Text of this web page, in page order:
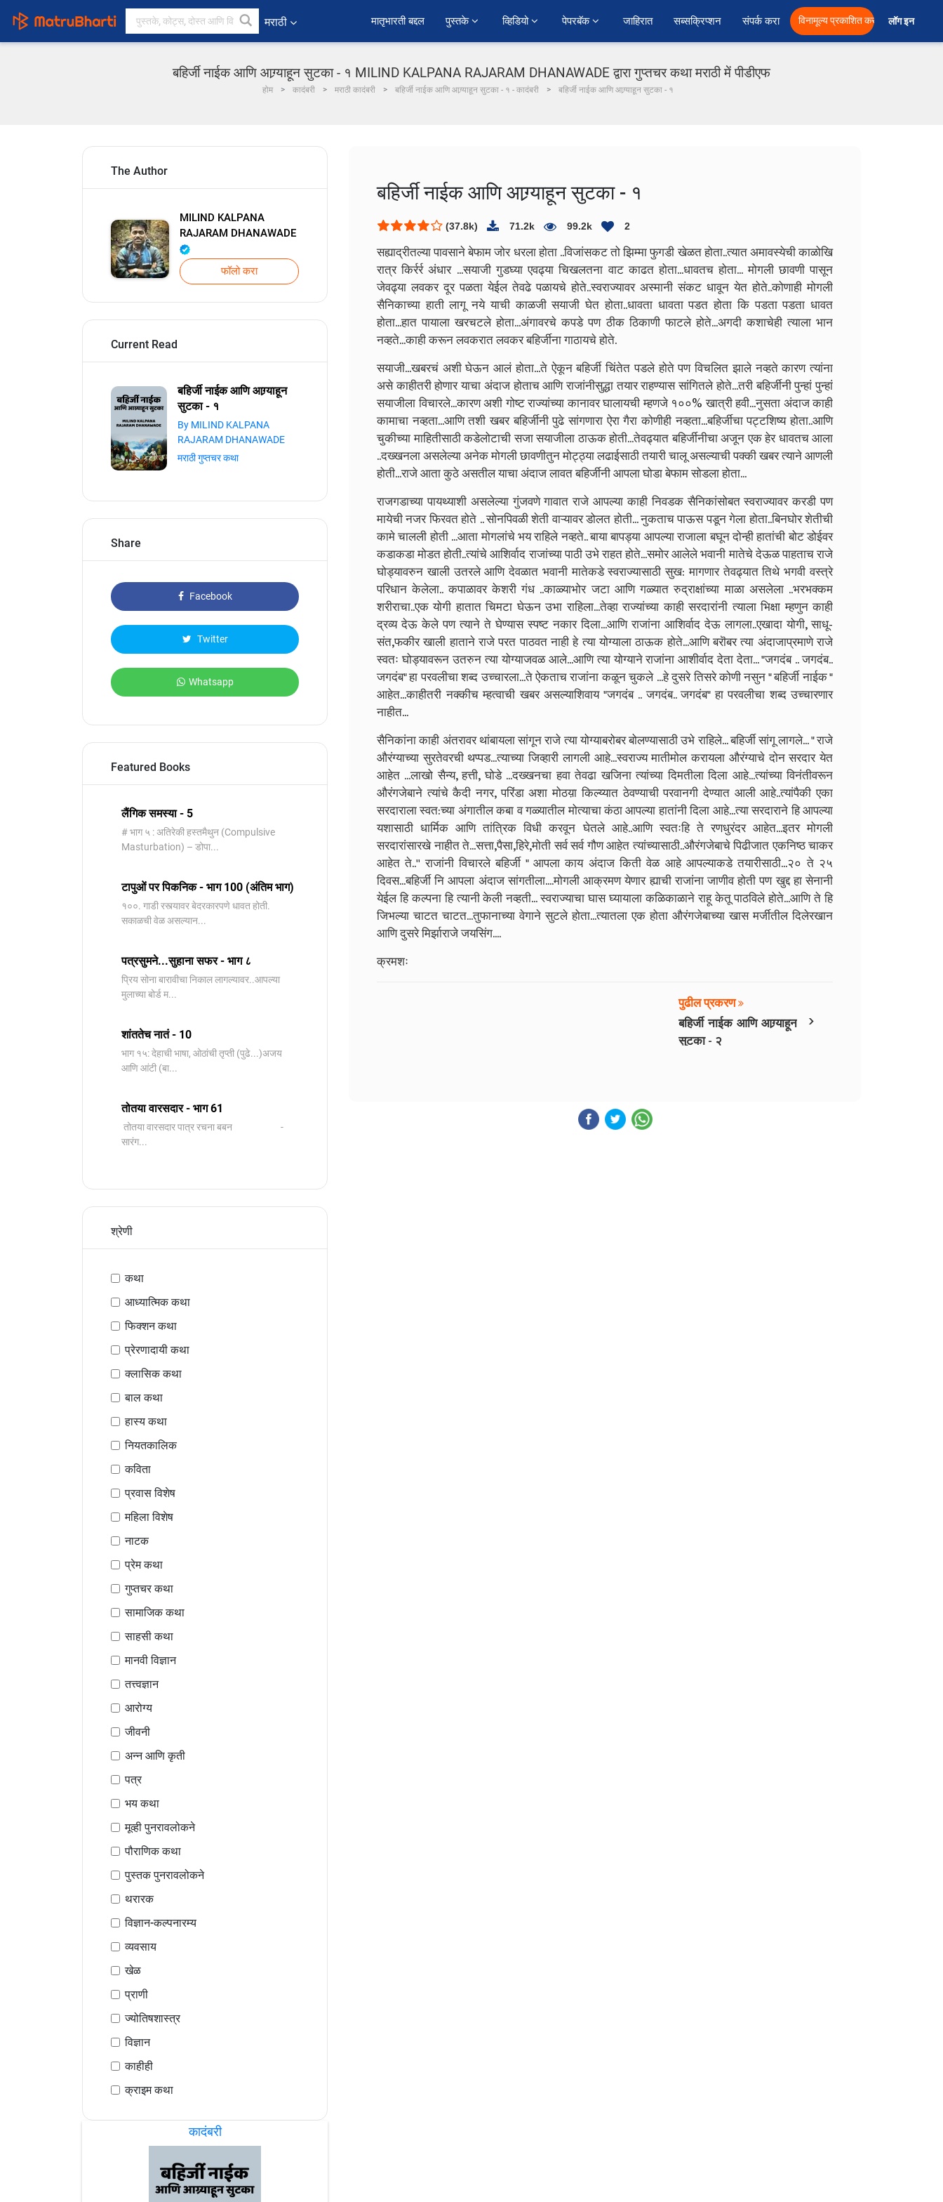
मराठी ﻿मातृभारती बद्दल पुस्तके व्हिडियो पेपरबॅक जाहिरात सब्सक्रिप्शन संपर्क करा विनामूल्य प्रकाशित करा लॉग इन
बहिर्जी नाईक आणि आग्र्याहून सुटका - १ MILIND KALPANA RAJARAM DHANAWADE द्वारा गुप्तचर कथा मराठी में पीडीएफ
होम कादंबरी मराठी कादंबरी बहिर्जी नाईक आणि आग्र्याहून सुटका - १ - कादंबरी बहिर्जी नाईक आणि आग्र्याहून सुटका - १
The Author
MILIND KALPANA
RAJARAM DHANAWADE
फॉलो करा
Current Read
बहिर्जी नाईक आणि आग्र्याहून
सुटका - १
By MILIND KALPANA
RAJARAM DHANAWADE
मराठी गुप्तचर कथा
Share
Facebook
Twitter
Whatsapp
Featured Books
लैंगिक समस्या - 5
# भाग ५ : अतिरेकी हस्तमैथुन (Compulsive
Masturbation) – डोपा...
टापुओं पर पिकनिक - भाग 100 (अंतिम भाग)
१००. गाडी रस्त्यावर बेदरकारपणे धावत होती.
सकाळची वेळ असल्यान...
पत्रसुमने...सुहाना सफर - भाग ८
प्रिय सोना बारावीचा निकाल लागल्यावर..आपल्या
मुलाच्या बोर्ड म...
शांततेच नातं - 10
भाग १५: देहाची भाषा, ओठांची तृप्ती (पुढे...)अजय
आणि आंटी (बा...
तोतया वारसदार - भाग 61
तोतया वारसदार पात्र रचना बबन -
सारंग...
श्रेणी
कथा
आध्यात्मिक कथा
फिक्शन कथा
प्रेरणादायी कथा
क्लासिक कथा
बाल कथा
हास्य कथा
नियतकालिक
कविता
प्रवास विशेष
महिला विशेष
नाटक
प्रेम कथा
गुप्तचर कथा
सामाजिक कथा
साहसी कथा
मानवी विज्ञान
तत्त्वज्ञान
आरोग्य
जीवनी
अन्न आणि कृती
पत्र
भय कथा
मूव्ही पुनरावलोकने
पौराणिक कथा
पुस्तक पुनरावलोकने
थरारक
विज्ञान-कल्पनारम्य
व्यवसाय
खेळ
प्राणी
ज्योतिषशास्त्र
विज्ञान
काहीही
क्राइम कथा
कादंबरी
बहिर्जी नाईक आणि आग्र्याहून सुटका - १
(37.8k) 71.2k 99.2k 2
सह्याद्रीतल्या पावसाने बेफाम जोर धरला होता ..विजांसकट तो झिम्मा फुगडी खेळत होता..त्यात अमावस्येची काळोखि
रात्र किर्रर्र अंधार ...सयाजी गुडघ्या एवढ्या चिखलतना वाट काढत होता...धावतच होता... मोगली छावणी पासून
जेवढ्या लवकर दूर पळता येईल तेवढे पळायचे होते..स्वराज्यावर अस्मानी संकट धावून येत होते..कोणाही मोगली
सैनिकाच्या हाती लागू नये याची काळजी सयाजी घेत होता..धावता धावता पडत होता कि पडता पडता धावत
होता...हात पायाला खरचटले होता...अंगावरचे कपडे पण ठीक ठिकाणी फाटले होते...अगदी कशाचेही त्याला भान
नव्हते...काही करून लवकरात लवकर बहिर्जीना गाठायचे होते.
सयाजी...खबरचं अशी घेऊन आलं होता...ते ऐकून बहिर्जी चिंतेत पडले होते पण विचलित झाले नव्हते कारण त्यांना
असे काहीतरी होणार याचा अंदाज होताच आणि राजांनीसुद्धा तयार राहण्यास सांगितले होते...तरी बहिर्जीनी पुन्हां पुन्हां
सयाजीला विचारले...कारण अशी गोष्ट राज्यांच्या कानावर घालायची म्हणजे १००% खात्री हवी...नुसता अंदाज काही
कामाचा नव्हता...आणि तशी खबर बहिर्जीनी पुढे सांगणारा ऐरा गैरा कोणीही नव्हता...बहिर्जीचा पट्टशिष्य होता..आणि
चुकीच्या माहितीसाठी कडेलोटाची सजा सयाजीला ठाऊक होती...तेवढ्यात बहिर्जीनीचा अजून एक हेर धावतच आला
..दख्खनला असलेल्या अनेक मोगली छावणीतुन मोट्ठ्या लढाईसाठी तयारी चालू असल्याची पक्की खबर त्याने आणली
होती...राजे आता कुठे असतील याचा अंदाज लावत बहिर्जीनी आपला घोडा बेफाम सोडला होता...
राजगडाच्या पायथ्याशी असलेल्या गुंजवणे गावात राजे आपल्या काही निवडक सैनिकांसोबत स्वराज्यावर करडी पण
मायेची नजर फिरवत होते .. सोनपिवळी शेती वाऱ्यावर डोलत होती... नुकताच पाऊस पडून गेला होता..बिनघोर शेतीची
कामे चालली होती ...आता मोगलांचे भय राहिले नव्हते.. बाया बापड्या आपल्या राजाला बघून दोन्ही हातांची बोट डोईवर
कडाकडा मोडत होती..त्यांचे आशिर्वाद राजांच्या पाठी उभे राहत होते...समोर आलेले भवानी मातेचे देऊळ पाहताच राजे
घोड्यावरुन खाली उतरले आणि देवळात भवानी मातेकडे स्वराज्यासाठी सुख: मागणार तेवढ्यात तिथे भगवी वस्त्रे
परिधान केलेला.. कपाळावर केशरी गंध ..काळ्याभोर जटा आणि गळ्यात रुद्राक्षांच्या माळा असलेला ..भरभक्कम
शरीराचा..एक योगी हातात चिमटा घेऊन उभा राहिला...तेव्हा राज्यांच्या काही सरदारांनी त्याला भिक्षा म्हणुन काही
द्रव्य देऊ केले पण त्याने ते घेण्यास स्पष्ट नकार दिला...आणि राजांना आशिर्वाद देऊ लागला..एखादा योगी, साधू-
संत,फकीर खाली हाताने राजे परत पाठवत नाही हे त्या योग्याला ठाऊक होते...आणि बरॊबर त्या अंदाजाप्रमाणे राजे
स्वतः घोड्यावरून उतरुन त्या योग्याजवळ आले...आणि त्या योग्याने राजांना आशीर्वाद देता देता... "जगदंब .. जगदंब..
जगदंब" हा परवलीचा शब्द उच्चारला...ते ऐकताच राजांना कळून चुकले ...हे दुसरे तिसरे कोणी नसुन " बहिर्जी नाईक "
आहेत...काहीतरी नक्कीच म्हत्वाची खबर असल्याशिवाय "जगदंब .. जगदंब.. जगदंब" हा परवलीचा शब्द उच्चारणार
नाहीत...
सैनिकांना काही अंतरावर थांबायला सांगून राजे त्या योग्याबरोबर बोलण्यासाठी उभे राहिले... बहिर्जी सांगू लागले... " राजे
औरंग्याच्या सुरतेवरची थप्पड...त्याच्या जिव्हारी लागली आहे...स्वराज्य मातीमोल करायला औरंग्याचे दोन सरदार येत
आहेत ...लाखो सैन्य, हत्ती, घोडे ...दख्खनचा हवा तेवढा खजिना त्यांच्या दिमतीला दिला आहे...त्यांच्या विनंतीवरून
औरंगजेबाने त्यांचे कैदी नगर, परिंडा अशा मोठय़ा किल्य्यात ठेवण्याची परवानगी देण्यात आली आहे..त्यांपैकी एका
सरदाराला स्वत:च्या अंगातील कबा व गळ्यातील मोत्याचा कंठा आपल्या हातांनी दिला आहे...त्या सरदाराने हि आपल्या
यशासाठी धार्मिक आणि तांत्रिक विधी करवून घेतले आहे..आणि स्वतःहि ते रणधुरंदर आहेत...इतर मोगली
सरदारांसारखे नाहीत ते...सत्ता,पैसा,हिरे,मोती सर्व सर्व गौण आहेत त्यांच्यासाठी..औरंगजेबाचे पिढीजात एकनिष्ठ चाकर
आहेत ते..'' राजांनी विचारले बहिर्जी " आपला काय अंदाज किती वेळ आहे आपल्याकडे तयारीसाठी...२० ते २५
दिवस...बहिर्जी नि आपला अंदाज सांगतीला....मोगली आक्रमण येणार ह्याची राजांना जाणीव होती पण खुद्द हा सेनानी
येईल हि कल्पना हि त्यानी केली नव्हती...स्वराज्याचा घास घ्यायाला कळिकाळाने राहू केतू पाठविले होते...आणि ते हि
जिभल्या चाटत चाटत...तुफानाच्या वेगाने सुटले होता...त्यातला एक होता औरंगजेबाच्या खास मर्जीतील दिलेरखान
आणि दुसरे मिर्झाराजे जयसिंग....
क्रमशः
›
पुढील प्रकरण
बहिर्जी नाईक आणि आग्र्याहून
सुटका - २